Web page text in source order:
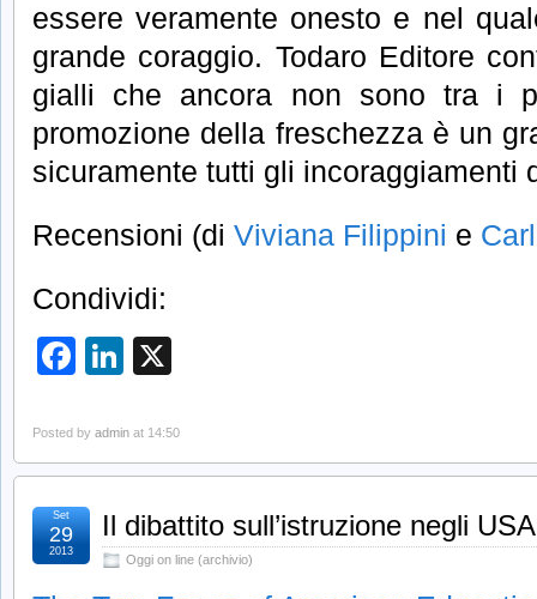
essere veramente onesto e nel
grande coraggio. Todaro Editore
gialli che ancora non sono tra i
promozione della freschezza è un
sicuramente tutti gli incoraggiamenti
Recensioni (di Viviana Filippini e
Condividi:
Facebook
LinkedIn
Posted by admin at 14:50
Il dibattito sull’istruzione negli USA
Oggi on line (archivio)
Set
29
2013